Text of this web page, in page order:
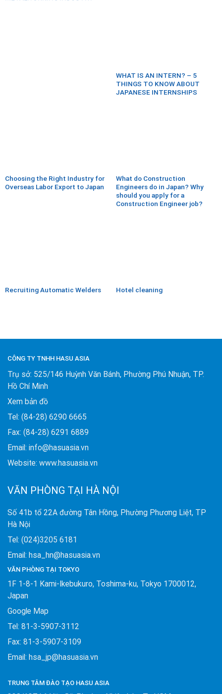
WHAT IS AN INTERN? – 5
THINGS TO KNOW ABOUT
JAPANESE INTERNSHIPS
Choosing the Right Industry for
Overseas Labor Export to Japan
What do Construction
Engineers do in Japan? Why
should you apply for a
Construction Engineer job?
Recruiting Automatic Welders Hotel cleaning
CÔNG TY TNHH HASU ASIA
Trụ sở: 525/146 Huỳnh Văn Bánh, Phường Phú Nhuận, TP.
Hồ Chí Minh
Xem bản đồ
Tel: (84-28) 6290 6665
Fax: (84-28) 6291 6889
Email: info@hasuasia.vn
Website: www.hasuasia.vn
VĂN PHÒNG TẠI HÀ NỘI
Số 41b tổ 22A đường Tân Hồng, Phường Phương Liệt, TP
Hà Nội
Tel: (024)3205 6181
Email: hsa_hn@hasuasia.vn
VĂN PHÒNG TẠI TOKYO
1F 1-8-1 Kami-Ikebukuro, Toshima-ku, Tokyo 1700012,
Japan
Google Map
Tel: 81-3-5907-3112
Fax: 81-3-5907-3109
Email: hsa_jp@hasuasia.vn
TRUNG TÂM ĐÀO TẠO HASU ASIA